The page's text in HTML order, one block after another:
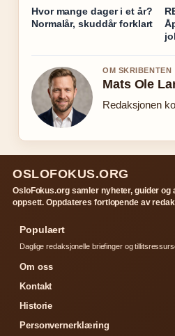
Hvor mange dager i et år?
Normalår, skuddår forklart
OM SKRIBENTEN
Mats Ole
Redaksjonen
OSLOFOKUS.ORG
OsloFokus.org samler nyheter, guider
oppsett. Oppdateres fortlopende av
Populaert
Daglige redaksjonelle briefinger og
Om oss
Kontakt
Historie
Personvernerklæring